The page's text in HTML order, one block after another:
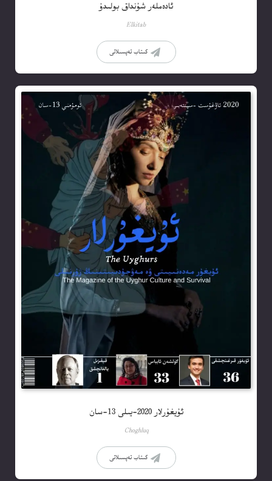
ئادەملەر شۇنداق بولىدۇ
Elkitab
كىتاب تەپسىلاتى
ئۇيغۇرلار 2020-يىلى 13-سان
Choghluq
كىتاب تەپسىلاتى